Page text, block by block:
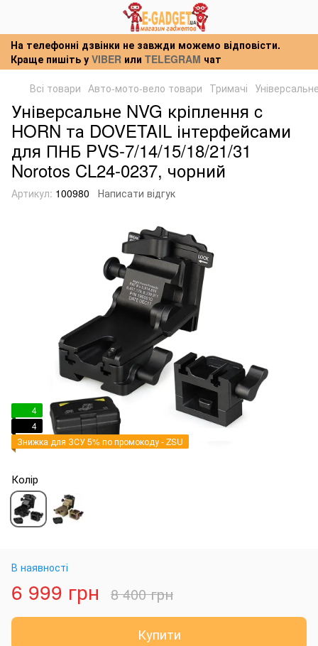
На телефонні дзвінки не завжди можемо відповісти.
Краще пишіть у VIBER или TELEGRAM чат
Всі товари Авто-мото-вело товари Тримачі
Універсальне NVG кріплення c
HORN та DOVETAIL інтерфейсами
для ПНБ PVS-7/14/15/18/21/31
Norotos CL24-0237, чорний
Артикул: 100980 Написати відгук
4
4
Знижка для ЗСУ 5% по промокоду - ZSU
Колір
В наявності
6 999 грн 8 400 грн
Купити